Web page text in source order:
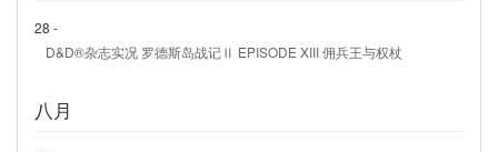
28 -
D&D®杂志实况 罗德斯岛战记Ⅱ EPISODE XIII 佣兵王与权杖
八月